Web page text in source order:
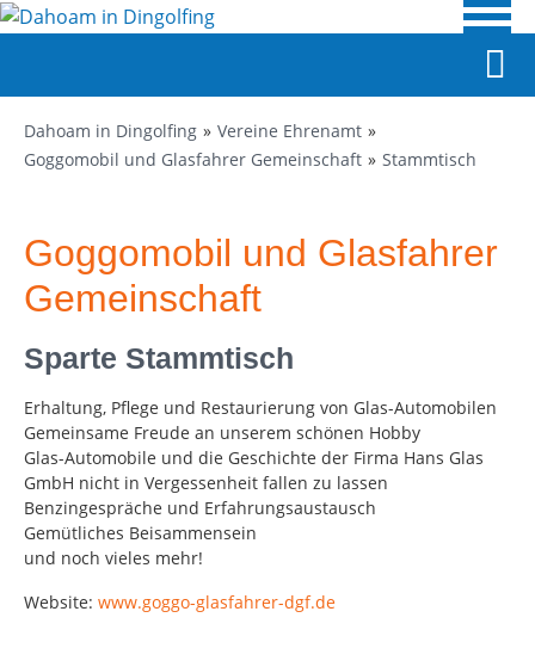
Dahoam in Dingolfing
Vereine Ehrenamt
Goggomobil und Glasfahrer Gemeinschaft
Stammtisch
Goggomobil und Glasfahrer
Gemeinschaft
Sparte Stammtisch
Erhaltung, Pflege und Restaurierung von Glas-Automobilen
Gemeinsame Freude an unserem schönen Hobby
Glas-Automobile und die Geschichte der Firma Hans Glas
GmbH nicht in Vergessenheit fallen zu lassen
Benzingespräche und Erfahrungsaustausch
Gemütliches Beisammensein
und noch vieles mehr!
Website: www.goggo-glasfahrer-dgf.de